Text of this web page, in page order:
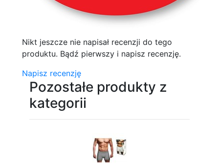
Nikt jeszcze nie napisał recenzji do tego
produktu. Bądź pierwszy i napisz recenzję.
Napisz recenzję
Pozostałe produkty z
kategorii